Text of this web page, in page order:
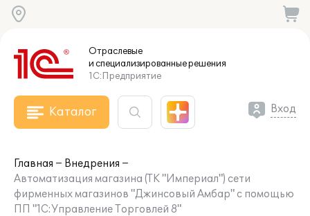
Отраслевые
и специализированныерешения
1С:Предприятие
Каталог Вход
Главная
Внедрения
Автоматизация магазина (ТК "Империал") сети
фирменных магазинов "Джинсовый Амбар" с помощью
ПП "1С:Управление Торговлей 8"